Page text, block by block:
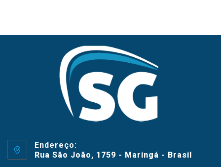
Endereço:
Rua São João, 1759 - Maringá - Brasil